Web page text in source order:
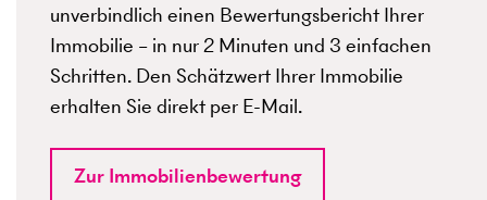
unverbindlich einen Bewertungsbericht Ihrer
Immobilie – in nur 2 Minuten und 3 einfachen
Schritten. Den Schätzwert Ihrer Immobilie
erhalten Sie direkt per E-Mail.
Zur Immobilienbewertung